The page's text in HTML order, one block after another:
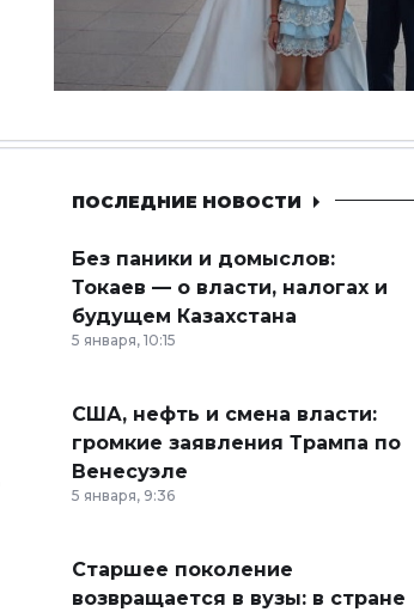
ПОСЛЕДНИЕ НОВОСТИ
Без паники и домыслов:
Токаев — о власти, налогах и
будущем Казахстана
5 января, 10:15
США, нефть и смена власти:
громкие заявления Трампа по
Венесуэле
5 января, 9:36
Старшее поколение
возвращается в вузы: в стране